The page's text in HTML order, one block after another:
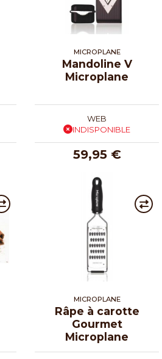
MICROPLANE
Mandoline V
Microplane
WEB
INDISPONIBLE
59,95 €
MICROPLANE
Râpe à carotte
Gourmet
Microplane